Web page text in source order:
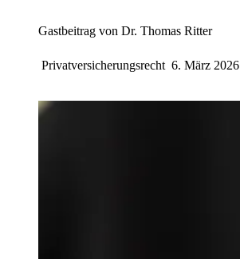
Gastbeitrag von Dr. Thomas Ritter
Privatversicherungsrecht 6. März 2026